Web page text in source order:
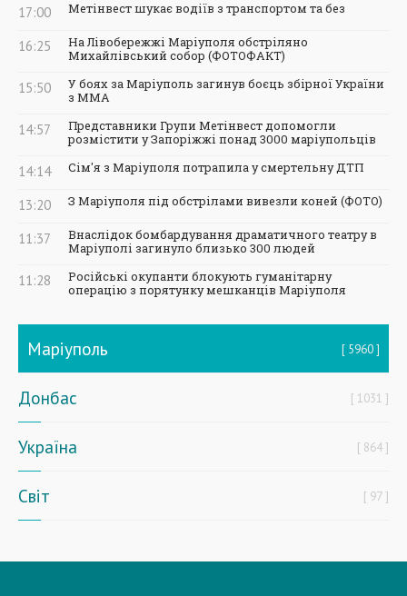
17:00 Метінвест шукає водіїв з транспортом та без
16:25
На Лівобережжі Маріуполя обстріляно
Михайлівський собор (ФОТОФАКТ)
15:50
У боях за Маріуполь загинув боєць збірної України
з ММА
14:57
Представники Групи Метінвест допомогли
розмістити у Запоріжжі понад 3000 маріупольців
14:14 Сім'я з Маріуполя потрапила у смертельну ДТП
13:20 З Маріуполя під обстрілами вивезли коней (ФОТО)
11:37
Внаслідок бомбардування драматичного театру в
Маріуполі загинуло близько 300 людей
11:28
Російські окупанти блокують гуманітарну
операцію з порятунку мешканців Маріуполя
Маріуполь 5960
Донбас 1031
Україна 864
Світ 97